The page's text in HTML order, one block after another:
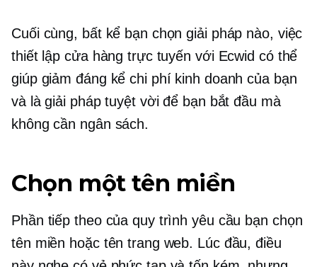
Cuối cùng, bất kể bạn chọn giải pháp nào, việc
thiết lập cửa hàng trực tuyến với Ecwid có thể
giúp giảm đáng kể chi phí kinh doanh của bạn
và là giải pháp tuyệt vời để bạn bắt đầu mà
không cần ngân sách.
Chọn một tên miền
Phần tiếp theo của quy trình yêu cầu bạn chọn
tên miền hoặc tên trang web. Lúc đầu, điều